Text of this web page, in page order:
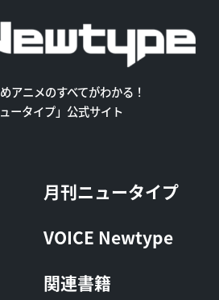
アニメのすべてがわかる！
ュータイプ」公式サイト
月刊ニュータイプ
VOICE Newtype
関連書籍